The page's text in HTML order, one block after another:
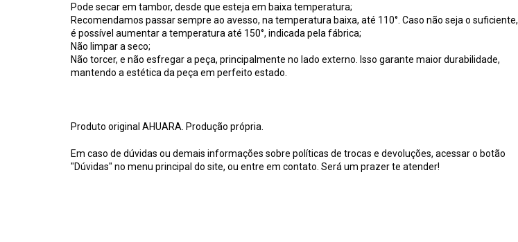
Pode secar em tambor, desde que esteja em baixa temperatura;
Recomendamos passar sempre ao avesso, na temperatura baixa, até 110°. Caso não seja o suficiente,
é possível aumentar a temperatura até 150°, indicada pela fábrica;
Não limpar a seco;
Não torcer, e não esfregar a peça, principalmente no lado externo. Isso garante maior durabilidade,
mantendo a estética da peça em perfeito estado.
Produto original AHUARA. Produção própria.
Em caso de dúvidas ou demais informações sobre políticas de trocas e devoluções, acessar o botão
"Dúvidas" no menu principal do site, ou entre em contato. Será um prazer te atender!